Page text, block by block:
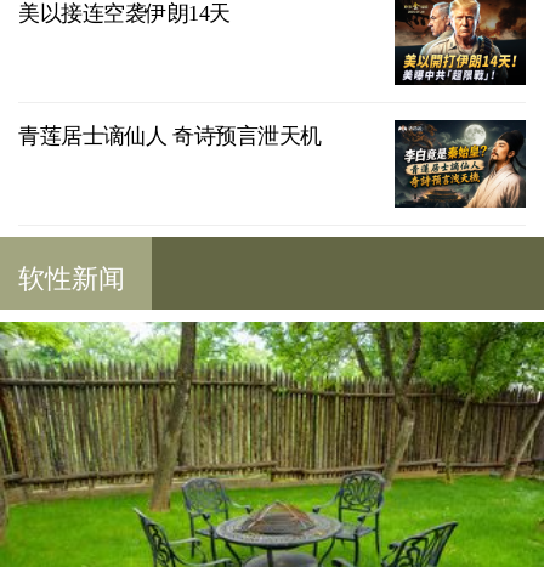
美以接连空袭伊朗14天
青莲居士谪仙人 奇诗预言泄天机
软性新闻